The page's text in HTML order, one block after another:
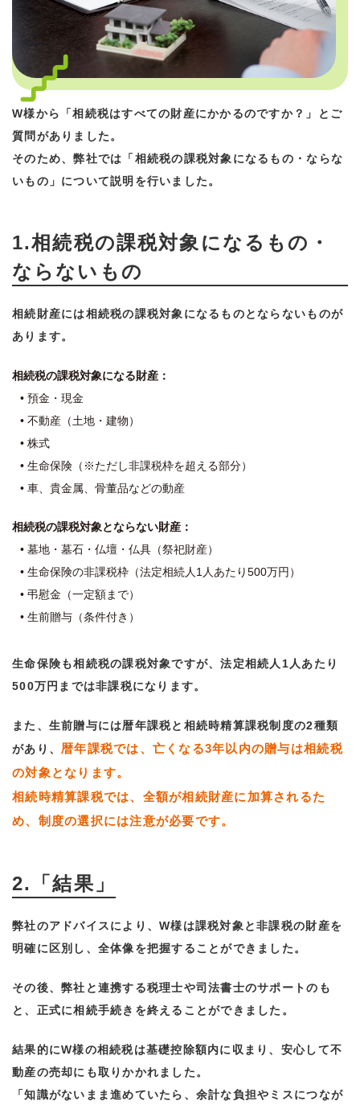
W様から「相続税はすべての財産にかかるのですか？」とご
質問がありました。
そのため、弊社では「相続税の課税対象になるもの・ならな
いもの」について説明を行いました。
1.相続税の課税対象になるもの・
ならないもの
相続財産には相続税の課税対象になるものとならないものが
あります。
相続税の課税対象になる財産：
• 預金・現金
• 不動産（土地・建物）
• 株式
• 生命保険（※ただし非課税枠を超える部分）
• 車、貴金属、骨董品などの動産
相続税の課税対象とならない財産：
• 墓地・墓石・仏壇・仏具（祭祀財産）
• 生命保険の非課税枠（法定相続人1人あたり500万円）
• 弔慰金（一定額まで）
• 生前贈与（条件付き）
生命保険も相続税の課税対象ですが、法定相続人1人あたり
500万円までは非課税になります。
また、生前贈与には暦年課税と相続時精算課税制度の2種類
があり、 暦年課税では、亡くなる3年以内の贈与は相続税
の対象となります。
相続時精算課税では、全額が相続財産に加算されるた
め、制度の選択には注意が必要です。
2.「結果」
弊社のアドバイスにより、W様は課税対象と非課税の財産を
明確に区別し、全体像を把握することができました。
その後、弊社と連携する税理士や司法書士のサポートのも
と、正式に相続手続きを終えることができました。
結果的にW様の相続税は基礎控除額内に収まり、安心して不
動産の売却にも取りかかれました。
「知識がないまま進めていたら、余計な負担やミスにつなが